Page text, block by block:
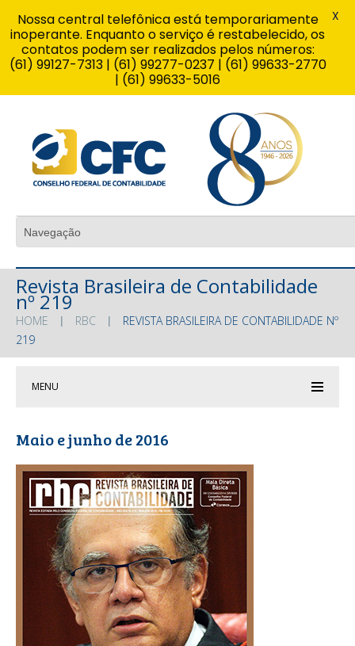
Revista Brasileira de Contabilidade
nº 219
HOME RBC
REVISTA BRASILEIRA DE CONTABILIDADE Nº
219
MENU
Maio e junho de 2016
Nossa central telefônica está temporariamente
inoperante. Enquanto o serviço é restabelecido, os
contatos podem ser realizados pelos números:
(61) 99127-7313 | (61) 99277-0237 | (61) 99633-2770
| (61) 99633-5016
X